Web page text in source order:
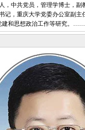
中共党员，管理学博士，副
记，重庆大学党委办公室副
建和思想政治工作等研究。……